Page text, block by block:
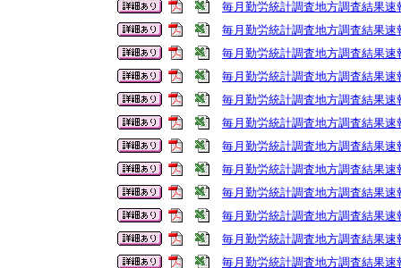
毎月勤労統計調査地方調査結果速
毎月勤労統計調査地方調査結果速
毎月勤労統計調査地方調査結果速
毎月勤労統計調査地方調査結果速
毎月勤労統計調査地方調査結果速
毎月勤労統計調査地方調査結果速
毎月勤労統計調査地方調査結果速
毎月勤労統計調査地方調査結果速
毎月勤労統計調査地方調査結果速
毎月勤労統計調査地方調査結果速
毎月勤労統計調査地方調査結果速
毎月勤労統計調査地方調査結果速